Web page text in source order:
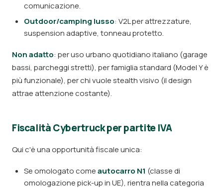
comunicazione.
Outdoor/camping lusso: V2L per attrezzature,
suspension adaptive, tonneau protetto.
Non adatto: per uso urbano quotidiano italiano (garage
bassi, parcheggi stretti), per famiglia standard (Model Y è
più funzionale), per chi vuole stealth visivo (il design
attrae attenzione costante).
Fiscalità Cybertruck per partite IVA
Qui c'è una opportunità fiscale unica:
Se omologato comeautocarro N1 (classe di
omologazione pick-up in UE), rientra nella categoria